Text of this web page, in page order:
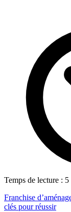
Temps de lecture : 5
Franchise
clés pour réussir